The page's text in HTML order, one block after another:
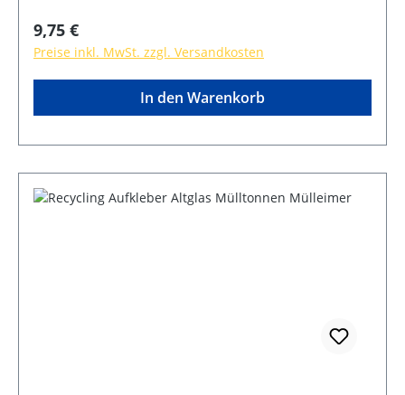
Regulärer Preis:
9,75 €
Preise inkl. MwSt. zzgl. Versandkosten
In den Warenkorb